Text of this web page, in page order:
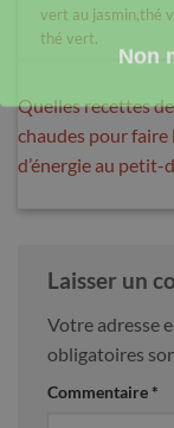
vert au jasmin,thé
thé vert.
Quelles recettes
chaudes pour faire
d’énergie au petit-
Laisser un
Votre adresse
obligatoires
Commentaire*